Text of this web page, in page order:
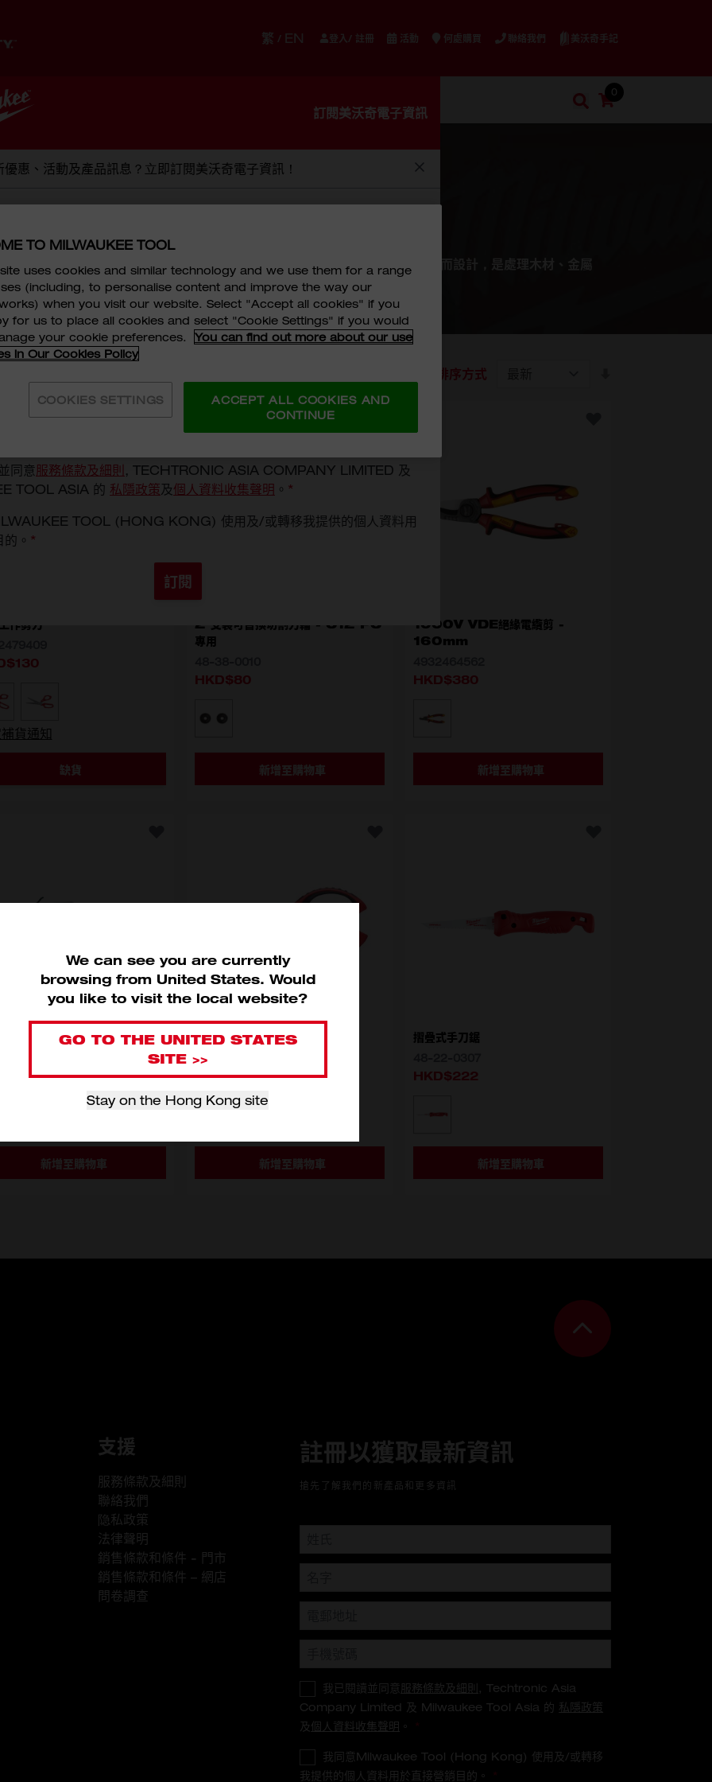
We can see you are currently
browsing from United States. Would
you like to visit the local website?
GO TO THE UNITED STATES
SITE >>
Stay on the Hong Kong site
訂閱美沃奇電子資訊
惠、活動及產品訊息？立即訂閱美沃奇電子資訊！
同意服務條款及細則 , TECHTRONIC ASIA COMPANY LIMITED 及
TOOL ASIA 的 私隱政策及個人資料收集聲明 。 *
TOOL (HONG KONG) 使用及/或轉移我提供的個人資料用
。 *
訂閱
繁 / EN 登入/ 註冊 活動 何處購買 聯絡我們 美沃奇手記
存 搜索 購物車
0
圓鋸和精確的 M12™ Hackzall™ 往復鋸。這些工具專為精度和耐用性而設計，是處理木材、金屬
排序方式
作剪刀
號 4932479410
貨通知
缺貨
2 支裝可替換切割刀輪 - C12 PC
專用
HKD$80
選擇型號48-38-0010
新增至購物車
1000V VDE絕緣電纜剪 -
160mm
HKD$380
選擇型號
4932464562
新增至購物車
新增至購物車
電工剪刀
4932478620
HKD$230
新增至購物車
摺疊式手刀鋸
HKD$222
選擇型號
新增至購物車
支援
服務條款及細則
聯絡我們
隐私政策
法律聲明
銷售條款和條件 - 門市
銷售條款和條件 – 網店
問卷調查
註冊以獲取最新資訊
搶先了解我們的新產品和更多資訊
我已閱讀並同意服務條款及細則
, Techtronic Asia
Company Limited 及 Milwaukee Tool Asia 的 私隱政策
及個人資料收集聲明 *
我同意Milwaukee Tool (Hong Kong) 使用及/或轉移
我提供的個人資料用於直接營銷目的。
*
TO MILWAUKEE TOOL
uses cookies and similar technology and we use them for a range
(including, to personalise content and improve the way our
when you visit our website. Select "Accept all cookies" if you
for us to place all cookies and select "Cookie Settings" if you would
your cookie preferences.
You can find out more about our use
in Our Cookies Policy
COOKIES SETTINGS
ACCEPT ALL COOKIES AND
CONTINUE